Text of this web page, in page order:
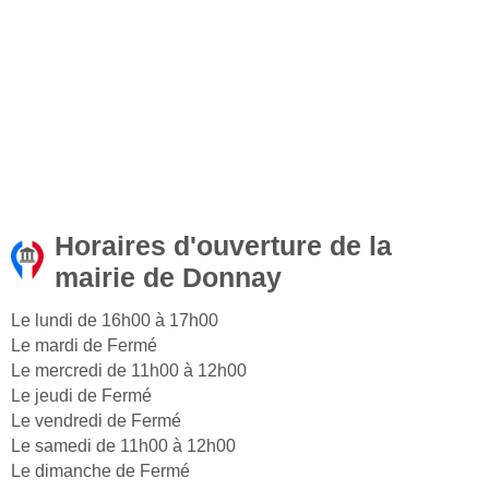
Horaires d'ouverture de la
mairie de Donnay
Le lundi de 16h00 à 17h00
Le mardi de Fermé
Le mercredi de 11h00 à 12h00
Le jeudi de Fermé
Le vendredi de Fermé
Le samedi de 11h00 à 12h00
Le dimanche de Fermé